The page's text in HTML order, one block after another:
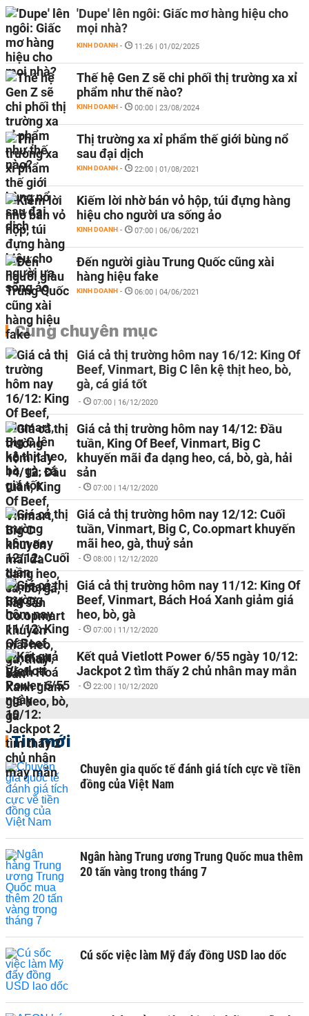
'Dupe' lên ngôi: Giấc mơ hàng hiệu cho
mọi nhà?
KINH DOANH - 11:26 | 01/02/2025
Thế hệ Gen Z sẽ chi phối thị trường xa xỉ
phẩm như thế nào?
KINH DOANH - 00:00 | 23/08/2024
Thị trường xa xỉ phẩm thế giới bùng nổ
sau đại dịch
KINH DOANH - 22:00 | 01/08/2021
Kiếm lời nhờ bán vỏ hộp, túi đựng hàng
hiệu cho người ưa sống ảo
KINH DOANH - 07:00 | 06/06/2021
Đến người giàu Trung Quốc cũng xài
hàng hiệu fake
KINH DOANH - 06:00 | 04/06/2021
Cùng chuyên mục
Giá cả thị trường hôm nay 16/12: King Of
Beef, Vinmart, Big C lên kệ thịt heo, bò,
gà, cá giá tốt
- 07:00 | 16/12/2020
Giá cả thị trường hôm nay 14/12: Đầu
tuần, King Of Beef, Vinmart, Big C
khuyến mãi đa dạng heo, cá, bò, gà, hải
sản
- 07:00 | 14/12/2020
Giá cả thị trường hôm nay 12/12: Cuối
tuần, Vinmart, Big C, Co.opmart khuyến
mãi heo, gà, thuỷ sản
- 08:00 | 12/12/2020
Giá cả thị trường hôm nay 11/12: King Of
Beef, Vinmart, Bách Hoá Xanh giảm giá
heo, bò, gà
- 07:00 | 11/12/2020
Kết quả Vietlott Power 6/55 ngày 10/12:
Jackpot 2 tìm thấy 2 chủ nhân may mắn
- 22:00 | 10/12/2020
Tin mới
Chuyên gia quốc tế đánh giá tích cực về tiền
đồng của Việt Nam
Ngân hàng Trung ương Trung Quốc mua thêm
20 tấn vàng trong tháng 7
Cú sốc việc làm Mỹ đẩy đồng USD lao dốc